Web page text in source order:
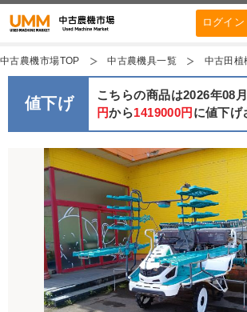
ログイン
中古農機市場TOP 中古農機具一覧 中古田植
値下げ こちらの商品は2026年08
円から1419000円 に値下げ